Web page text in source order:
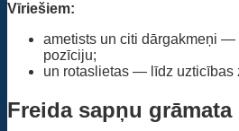
Vīriešiem:
ametists un citi dārgakmeņi —
pozīciju;
un rotaslietas — līdz uzticības
Freida sapņu grāmata